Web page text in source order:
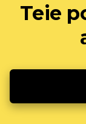
Teie